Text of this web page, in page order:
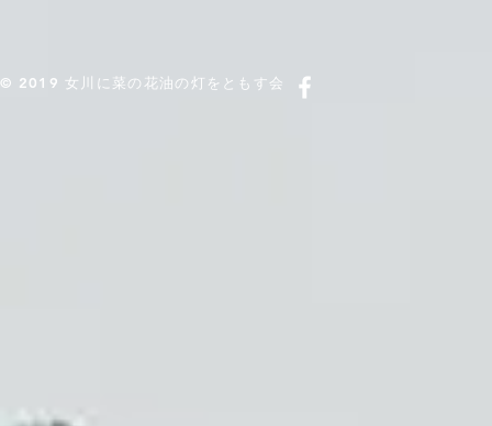
© 2019 女川に菜の花油の灯をともす会